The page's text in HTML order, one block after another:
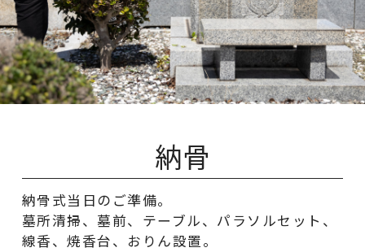
納骨
納骨式当日のご準備。
墓所清掃、墓前、テーブル、パラソルセット、
線香、焼香台、おりん設置。